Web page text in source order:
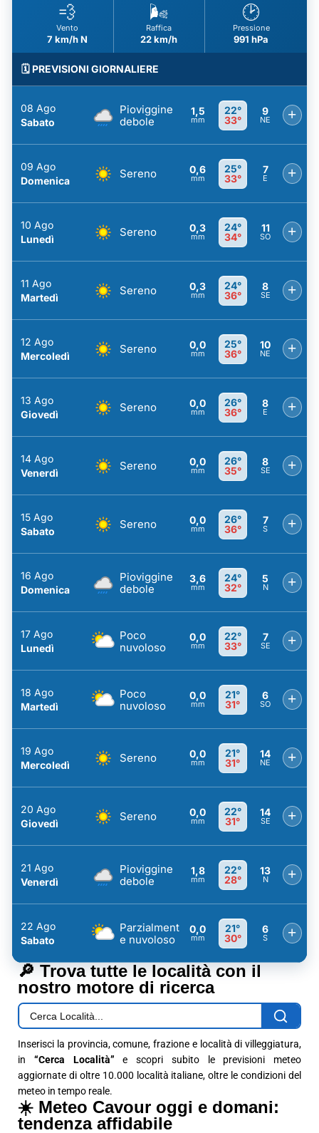
💨
Vento
7 km/h N
🌬️
Raffica
22 km/h
🕑
Pressione
991 hPa
🗓️ PREVISIONI GIORNALIERE
08 Ago
Sabato
Pioviggine
debole
1,5
mm
22°
33°
9
NE +
09 Ago
Domenica
Sereno 0,6
mm
25°
33°
7
E +
10 Ago
Lunedì
Sereno 0,3
mm
24°
34°
11
SO +
11 Ago
Martedì
Sereno 0,3
mm
24°
36°
8
SE +
12 Ago
Mercoledì
Sereno 0,0
mm
25°
36°
10
NE +
13 Ago
Giovedì
Sereno 0,0
mm
26°
36°
8
E +
14 Ago
Venerdì
Sereno 0,0
mm
26°
35°
8
SE +
15 Ago
Sabato
Sereno 0,0
mm
26°
36°
7
S +
16 Ago
Domenica
Pioviggine
debole
3,6
mm
24°
32°
5
N +
17 Ago
Lunedì
Poco
nuvoloso
0,0
mm
22°
33°
7
SE +
18 Ago
Martedì
Poco
nuvoloso
0,0
mm
21°
31°
6
SO +
19 Ago
Mercoledì
Sereno 0,0
mm
21°
31°
14
NE +
20 Ago
Giovedì
Sereno 0,0
mm
22°
31°
14
SE +
21 Ago
Venerdì
Pioviggine
debole
1,8
mm
22°
28°
13
N +
22 Ago
Sabato
Parzialment
e nuvoloso
0,0
mm
21°
30°
6
S +
🔎 Trova tutte le località con il
nostro motore di ricerca
Inserisci la provincia, comune, frazione e località di villeggiatura,
in “Cerca Località” e scopri subito le previsioni meteo
aggiornate di oltre 10.000 località italiane, oltre le condizioni del
meteo in tempo reale.
☀️ Meteo Cavour oggi e domani:
tendenza affidabile